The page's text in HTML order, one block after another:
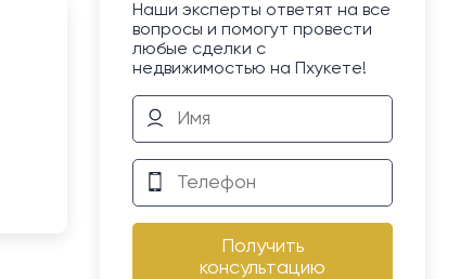
Наши эксперты ответят на все
вопросы и помогут провести
любые сделки с
недвижимостью на Пхукете!
Получить
консультацию